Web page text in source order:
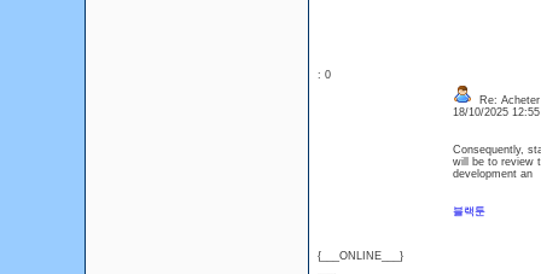
: 0
{___ONLINE___}
Re:
18/10/2025
Consequently,
will be to review
development an
블랙툰